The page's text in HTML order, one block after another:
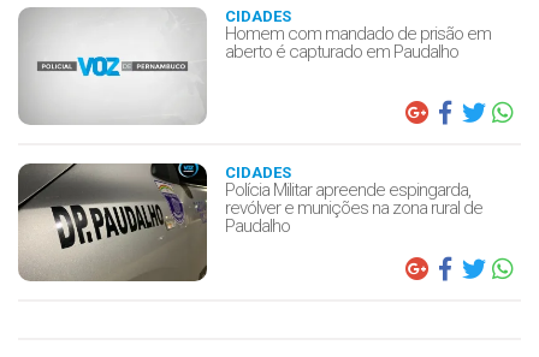
CIDADES
Homem com mandado de prisão em
aberto é capturado em Paudalho
CIDADES
Polícia Militar apreende espingarda,
revólver e munições na zona rural de
Paudalho